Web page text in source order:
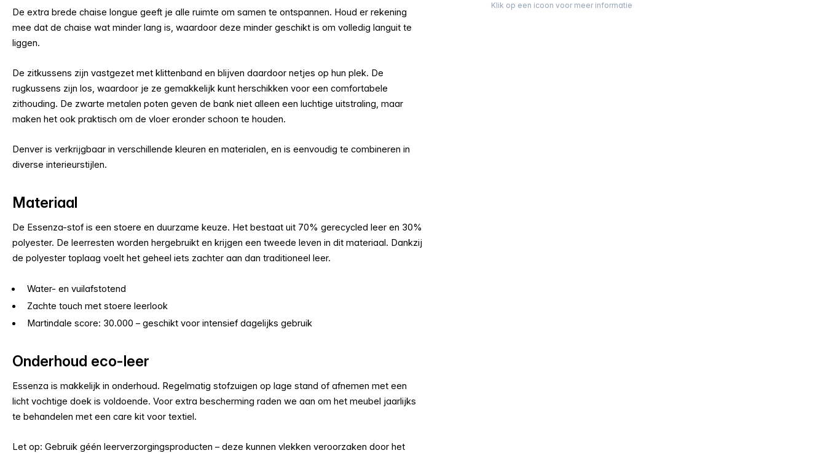
De extra brede chaise longue geeft je alle ruimte om samen te ontspannen. Houd er rekening
mee dat de chaise wat minder lang is, waardoor deze minder geschikt is om volledig languit te
liggen.
De zitkussens zijn vastgezet met klittenband en blijven daardoor netjes op hun plek. De
rugkussens zijn los, waardoor je ze gemakkelijk kunt herschikken voor een comfortabele
zithouding. De zwarte metalen poten geven de bank niet alleen een luchtige uitstraling, maar
maken het ook praktisch om de vloer eronder schoon te houden.
Denver is verkrijgbaar in verschillende kleuren en materialen, en is eenvoudig te combineren in
diverse interieurstijlen.
Materiaal
De Essenza-stof is een stoere en duurzame keuze. Het bestaat uit 70% gerecycled leer en 30%
polyester. De leerresten worden hergebruikt en krijgen een tweede leven in dit materiaal. Dankzij
de polyester toplaag voelt het geheel iets zachter aan dan traditioneel leer.
Water- en vuilafstotend
Zachte touch met stoere leerlook
Martindale score: 30.000 – geschikt voor intensief dagelijks gebruik
Onderhoud eco-leer
Essenza is makkelijk in onderhoud. Regelmatig stofzuigen op lage stand of afnemen met een
licht vochtige doek is voldoende. Voor extra bescherming raden we aan om het meubel jaarlijks
te behandelen met een care kit voor textiel.
Let op: Gebruik géén leerverzorgingsproducten – deze kunnen vlekken veroorzaken door het
Klik op een icoon voor meer informatie